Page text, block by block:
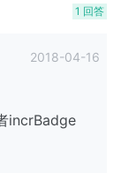
1 回答
2018-04-16
incrBadge